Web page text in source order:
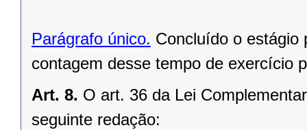
Parágrafo único. Concluído o estágio
contagem desse tempo de exercício
Art. 8. O art. 36 da Lei
seguinte redação: